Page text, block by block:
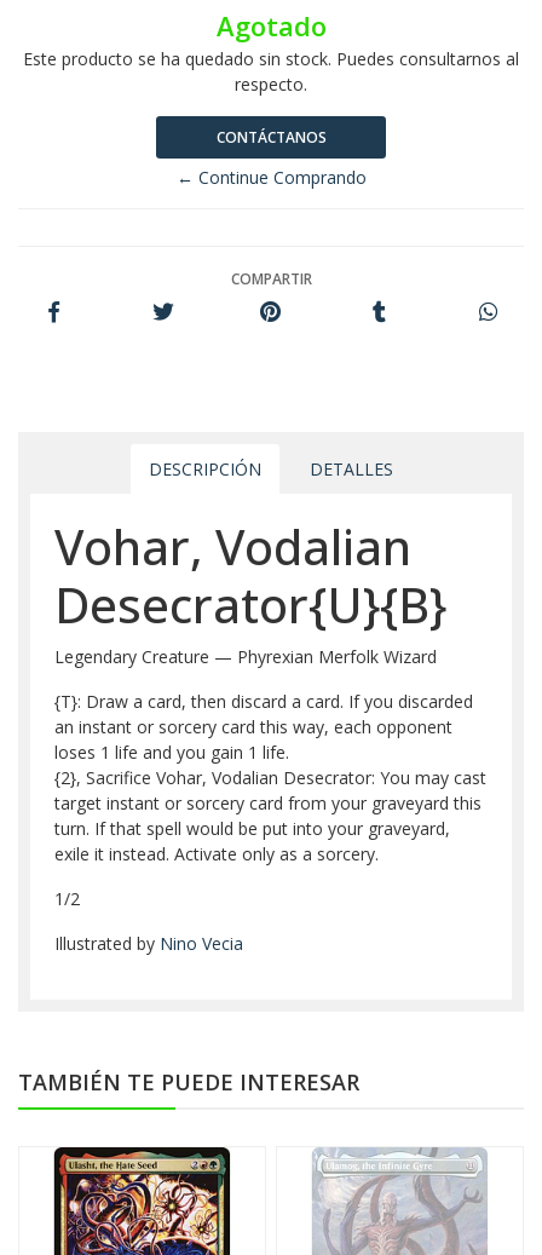
Agotado
Este producto se ha quedado sin stock. Puedes consultarnos al
respecto.
CONTÁCTANOS
← Continue Comprando
COMPARTIR
DESCRIPCIÓN DETALLES
Vohar, Vodalian
Desecrator{U}{B}
Legendary Creature — Phyrexian Merfolk Wizard
{T}: Draw a card, then discard a card. If you discarded
an instant or sorcery card this way, each opponent
loses 1 life and you gain 1 life.
{2}, Sacrifice Vohar, Vodalian Desecrator: You may cast
target instant or sorcery card from your graveyard this
turn. If that spell would be put into your graveyard,
exile it instead. Activate only as a sorcery.
1/2
Illustrated by Nino Vecia
TAMBIÉN TE PUEDE INTERESAR